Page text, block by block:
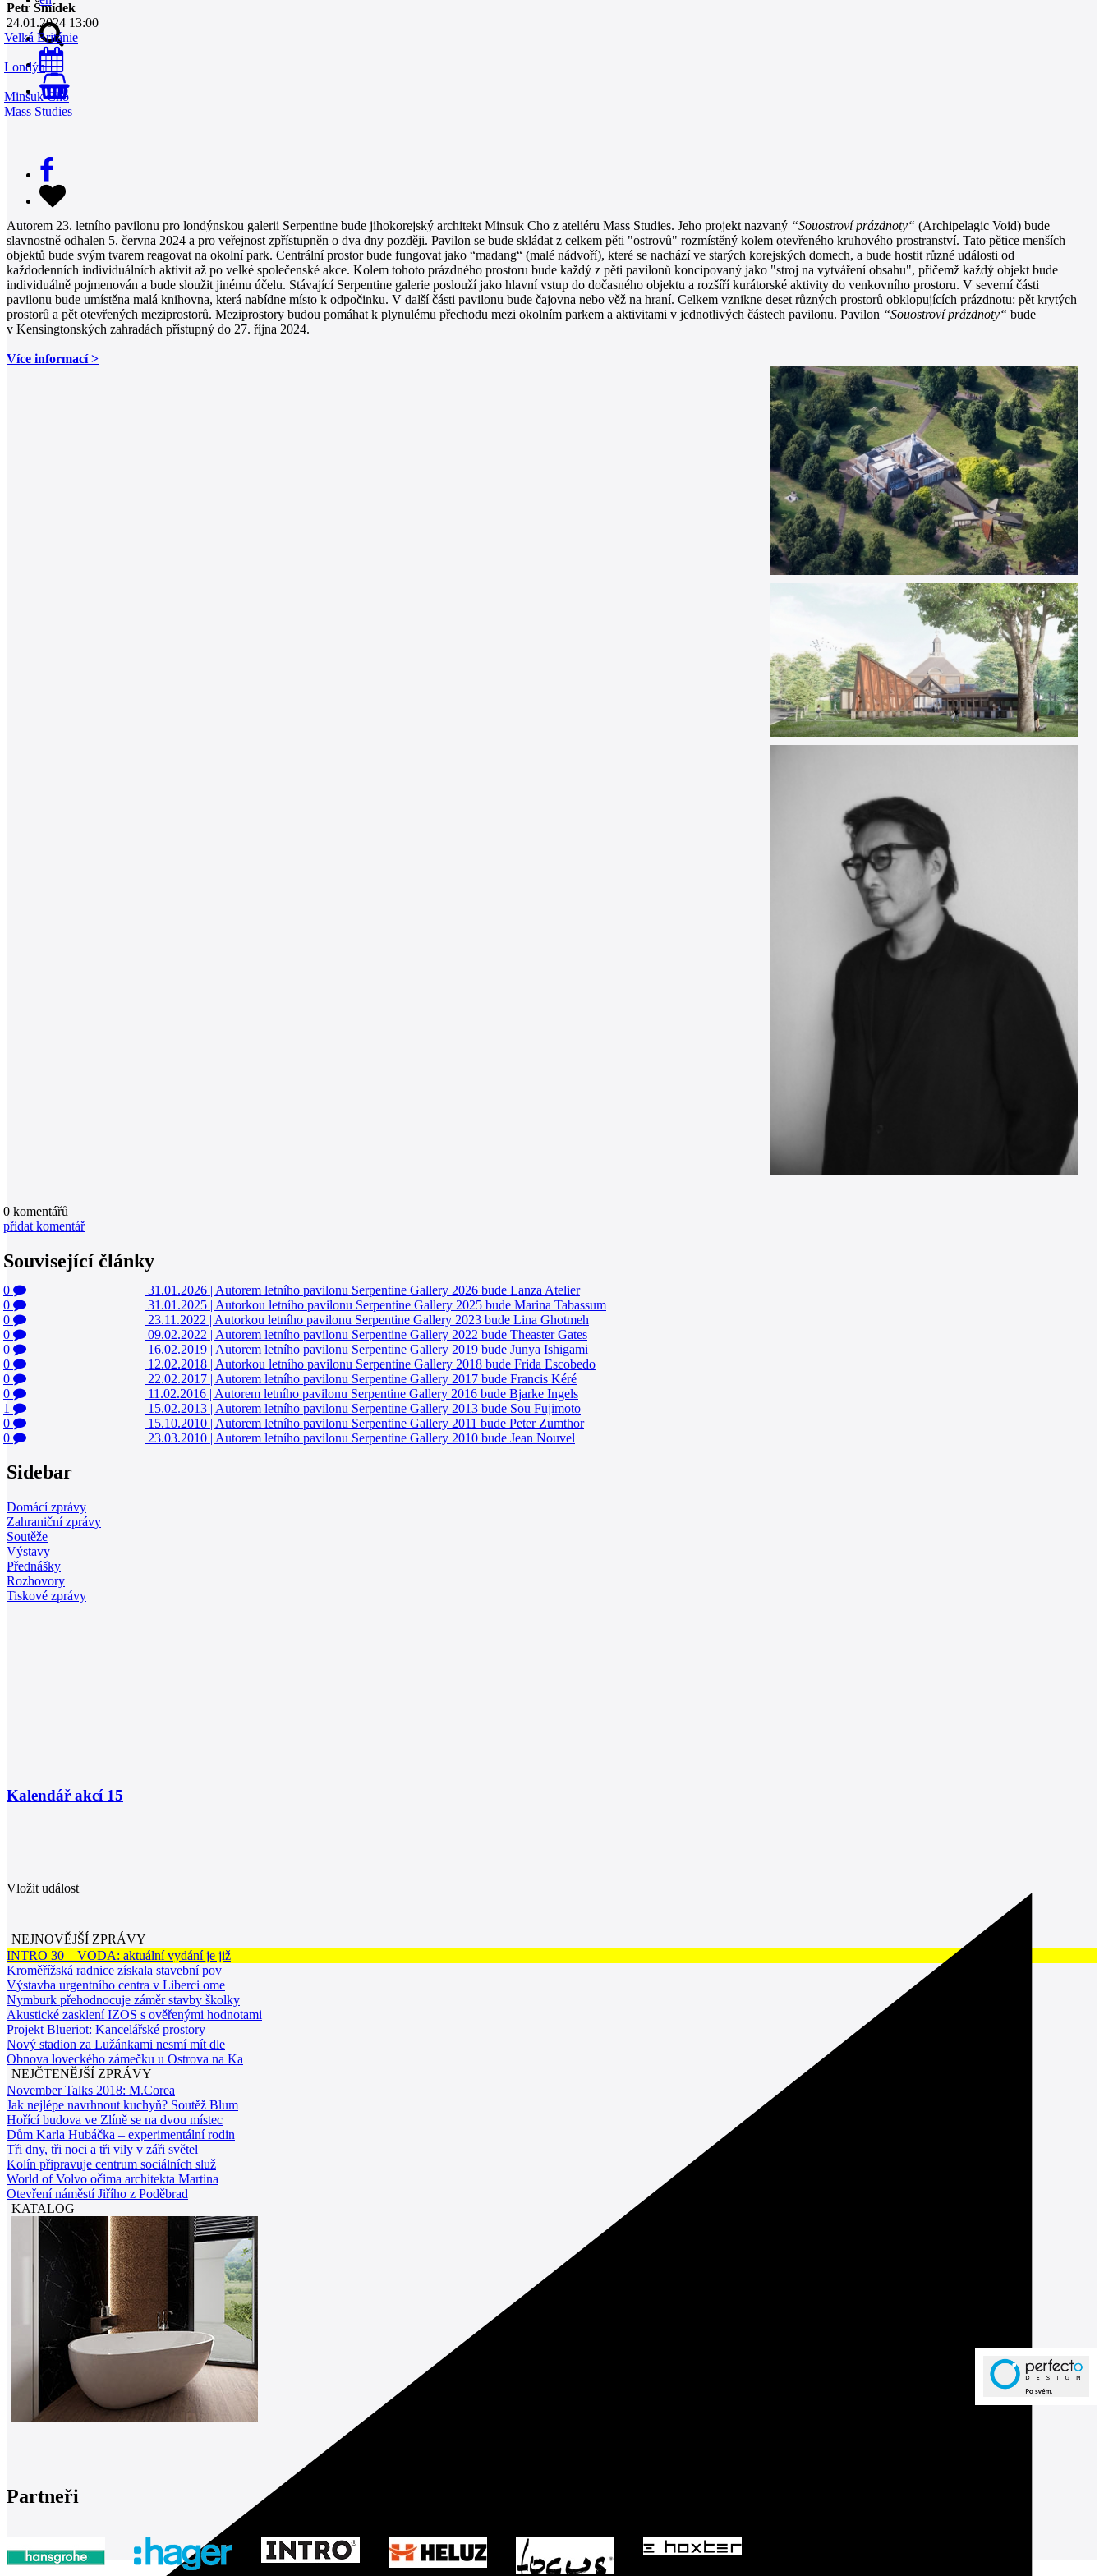
0
Petr Šmídek
24.01.2024 13:00
Velká Británie
Londýn
Minsuk Cho
Mass Studies
Autorem 23. letního pavilonu pro londýnskou galerii Serpentine bude jihokorejský architekt Minsuk Cho z ateliéru Mass Studies. Jeho projekt nazvaný “Souostroví prázdnoty“ (Archipelagic Void) bude
slavnostně odhalen 5. června 2024 a pro veřejnost zpřístupněn o dva dny později. Pavilon se bude skládat z celkem pěti "ostrovů" rozmístěný kolem otevřeného kruhového prostranství. Tato pětice menších
objektů bude svým tvarem reagovat na okolní park. Centrální prostor bude fungovat jako “madang“ (malé nádvoří), které se nachází ve starých korejských domech, a bude hostit různé události od
každodenních individuálních aktivit až po velké společenské akce. Kolem tohoto prázdného prostoru bude každý z pěti pavilonů koncipovaný jako "stroj na vytváření obsahu", přičemž každý objekt bude
individuálně pojmenován a bude sloužit jinému účelu. Stávající Serpentine galerie poslouží jako hlavní vstup do dočasného objektu a rozšíří kurátorské aktivity do venkovního prostoru. V severní části
pavilonu bude umístěna malá knihovna, která nabídne místo k odpočinku. V další části pavilonu bude čajovna nebo věž na hraní. Celkem vznikne deset různých prostorů obklopujících prázdnotu: pět krytých
prostorů a pět otevřených meziprostorů. Meziprostory budou pomáhat k plynulému přechodu mezi okolním parkem a aktivitami v jednotlivých částech pavilonu. Pavilon “Souostroví prázdnoty“ bude
v Kensingtonských zahradách přístupný do 27. října 2024.
Více informací >
0 komentářů
přidat komentář
Související články
0 31.01.2026 | Autorem letního pavilonu Serpentine Gallery 2026 bude Lanza Atelier
0
31.01.2025 | Autorkou letního pavilonu Serpentine Gallery 2025 bude Marina Tabassum
0
23.11.2022 | Autorkou letního pavilonu Serpentine Gallery 2023 bude Lina Ghotmeh
0
09.02.2022 | Autorem letního pavilonu Serpentine Gallery 2022 bude Theaster Gates
0
16.02.2019 | Autorem letního pavilonu Serpentine Gallery 2019 bude Junya Ishigami
0
12.02.2018 | Autorkou letního pavilonu Serpentine Gallery 2018 bude Frida Escobedo
0
22.02.2017 | Autorem letního pavilonu Serpentine Gallery 2017 bude Francis Kéré
0
11.02.2016 | Autorem letního pavilonu Serpentine Gallery 2016 bude Bjarke Ingels
1
15.02.2013 | Autorem letního pavilonu Serpentine Gallery 2013 bude Sou Fujimoto
0
15.10.2010 | Autorem letního pavilonu Serpentine Gallery 2011 bude Peter Zumthor
0
23.03.2010 | Autorem letního pavilonu Serpentine Gallery 2010 bude Jean Nouvel
Sidebar
Domácí zprávy
Zahraniční zprávy
Soutěže
Výstavy
Přednášky
Rozhovory
Tiskové zprávy
Kalendář akcí 15
Vložit událost
NEJNOVĚJŠÍ ZPRÁVY
INTRO 30 – VODA: aktuální vydání je již
Kroměřížská radnice získala stavební pov
Výstavba urgentního centra v Liberci ome
Nymburk přehodnocuje záměr stavby školky
Akustické zasklení IZOS s ověřenými hodnotami
Projekt Blueriot: Kancelářské prostory
Nový stadion za Lužánkami nesmí mít dle
Obnova loveckého zámečku u Ostrova na Ka
NEJČTENĚJŠÍ ZPRÁVY
November Talks 2018: M.Corea
Jak nejlépe navrhnout kuchyň? Soutěž Blum
Hořící budova ve Zlíně se na dvou místec
Dům Karla Hubáčka – experimentální rodin
Tři dny, tři noci a tři vily v záři světel
Kolín připravuje centrum sociálních služ
World of Volvo očima architekta Martina
Otevření náměstí Jiřího z Poděbrad
KATALOG
Partneři